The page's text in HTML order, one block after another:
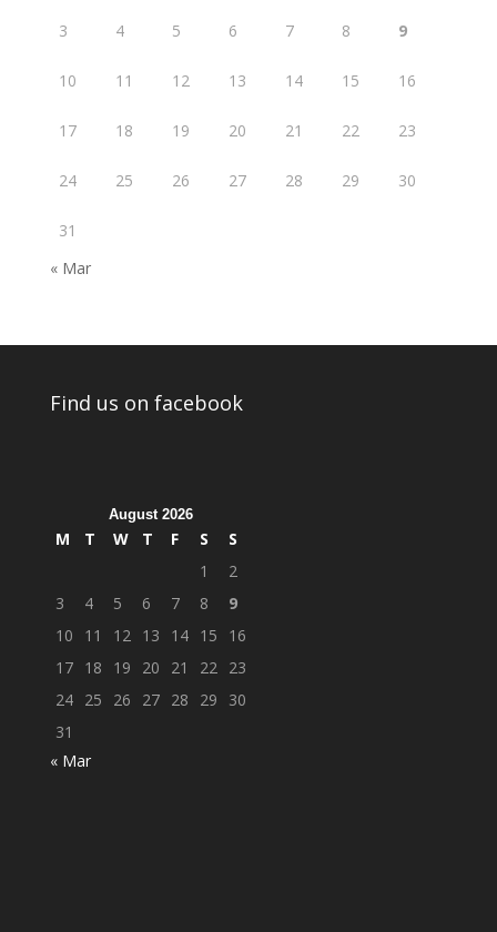
3 4 5 6 7 8 9
10 11 12 13 14 15 16
17 18 19 20 21 22 23
24 25 26 27 28 29 30
31
« Mar
Find us on facebook
August 2026
M T W T F S
S
1
2
3
4 5 6 7 8
9
10
11 12 13 14 15
16
17 18 19 20 21 22 23
24 25 26 27 28 29
30
31
« Mar